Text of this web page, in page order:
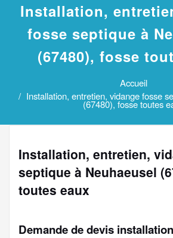
Installation,
fosse septique à
(67480), fosse
Accueil
Installation, entretien, vidange fosse
(67480), fosse toutes
Installation, entretien,
septique à Neuhaeusel
toutes eaux
Demande de devis